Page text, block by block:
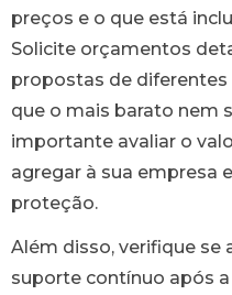
preços e o que está
Solicite orçamentos
propostas de
que o mais barato nem
importante avaliar o
agregar à sua empresa
proteção.
Além disso, verifique se
suporte contínuo após